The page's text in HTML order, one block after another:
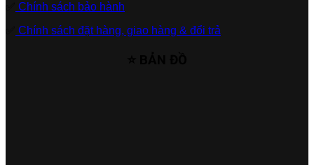
Chính sách bảo hành
Chính sách đặt hàng, giao hàng & đổi trả